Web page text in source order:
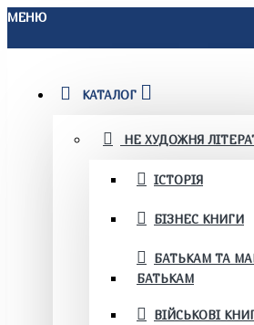
МЕНЮ
КАТАЛОГ
НЕ ХУДОЖНЯ
ІСТОРІЯ
БІЗНЕС КНИГИ
БАТЬКАМ ТА
БАТЬКАМ
ВІЙСЬКОВІ